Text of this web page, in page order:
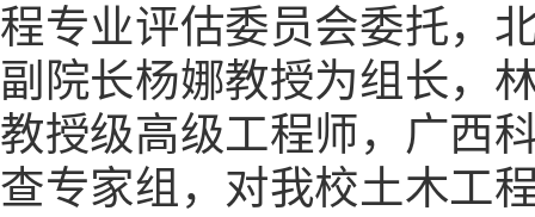
程专业评估委员会委托，
副院长杨娜教授为组长，
教授级高级工程师 ，广西
查专家组，对我校土木工